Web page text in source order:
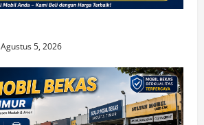
Agustus 5, 2026